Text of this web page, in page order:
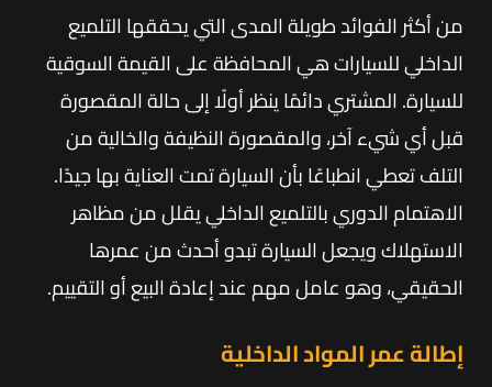
من أكثر الفوائد طويلة المدى التي يحققها التلميع
الداخلي للسيارات هي المحافظة على القيمة السوقية
للسيارة. المشتري دائمًا ينظر أولًا إلى حالة المقصورة
قبل أي شيء آخر، والمقصورة النظيفة والخالية من
التلف تعطي انطباعًا بأن السيارة تمت العناية بها جيدًا.
الاهتمام الدوري بالتلميع الداخلي يقلل من مظاهر
الاستهلاك ويجعل السيارة تبدو أحدث من عمرها
الحقيقي، وهو عامل مهم عند إعادة البيع أو التقييم.
إطالة عمر المواد الداخلية